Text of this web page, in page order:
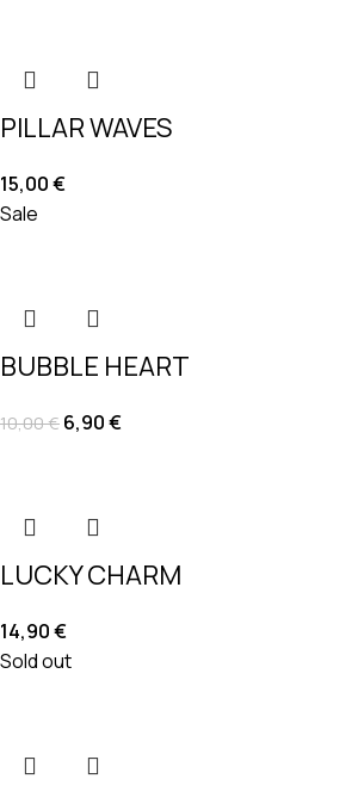
PILLAR WAVES
15,00€
Sale
BUBBLE HEART
10,00€ 6,90€
LUCKY CHARM
14,90€
Sold out